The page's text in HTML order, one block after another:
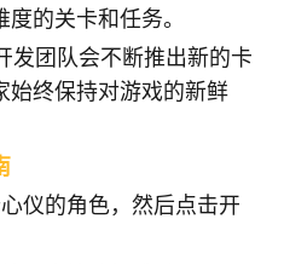
的关卡和任务。
发团队会不断推出新的卡
始终保持对游戏的新鲜
仪的角色，然后点击开